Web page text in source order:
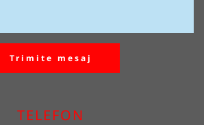
Trimite mesaj
TELEFON